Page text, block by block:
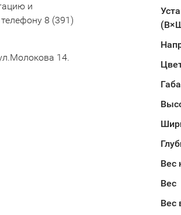
и
8 (391)
14.
Вес
Вес
Вес